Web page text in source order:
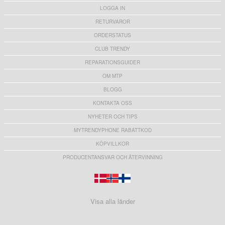
LOGGA IN
RETURVAROR
ORDERSTATUS
CLUB TRENDY
REPARATIONSGUIDER
OM MTP
BLOGG
KONTAKTA OSS
NYHETER OCH TIPS
MYTRENDYPHONE RABATTKOD
KÖPVILLKOR
PRODUCENTANSVAR OCH ÅTERVINNING
Visa alla länder